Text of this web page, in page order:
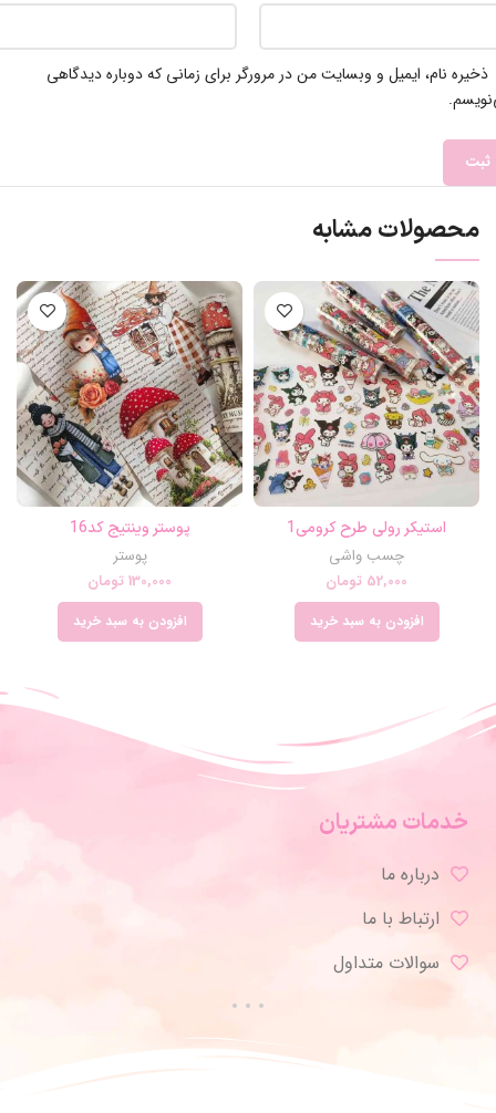
ذخیره نام، ایمیل و وبسایت من در مرورگر برای زمانی که دوباره دیدگاهی
محصولات مشابه
استیکر رولی طرح کرومی1
چسب واشی
52,000 تومان
افزودن به سبد خرید
پوستر وینتیج کد16
پوستر
130,000تومان
افزودن به سبد خرید
خدمات مشتریان
درباره ما
ارتباط با ما
سوالات متداول